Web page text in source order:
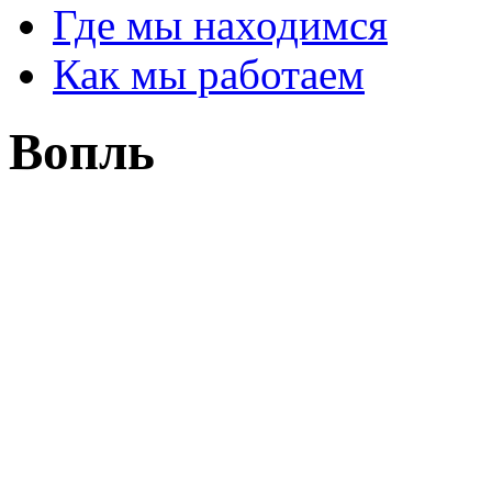
Где мы находимся
Как мы работаем
Вопль